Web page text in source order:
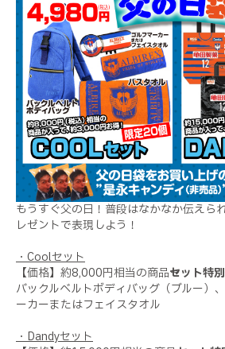
もうすぐ父の日！普段はなかなか伝えら
レゼントで表現しよう！
・ Coolセット
【価格】約8,000円相当の商品→セット特
バックルベルトボディバッグ（ブルー）
ーカーまたはフェイスタオル
・ Dandyセット